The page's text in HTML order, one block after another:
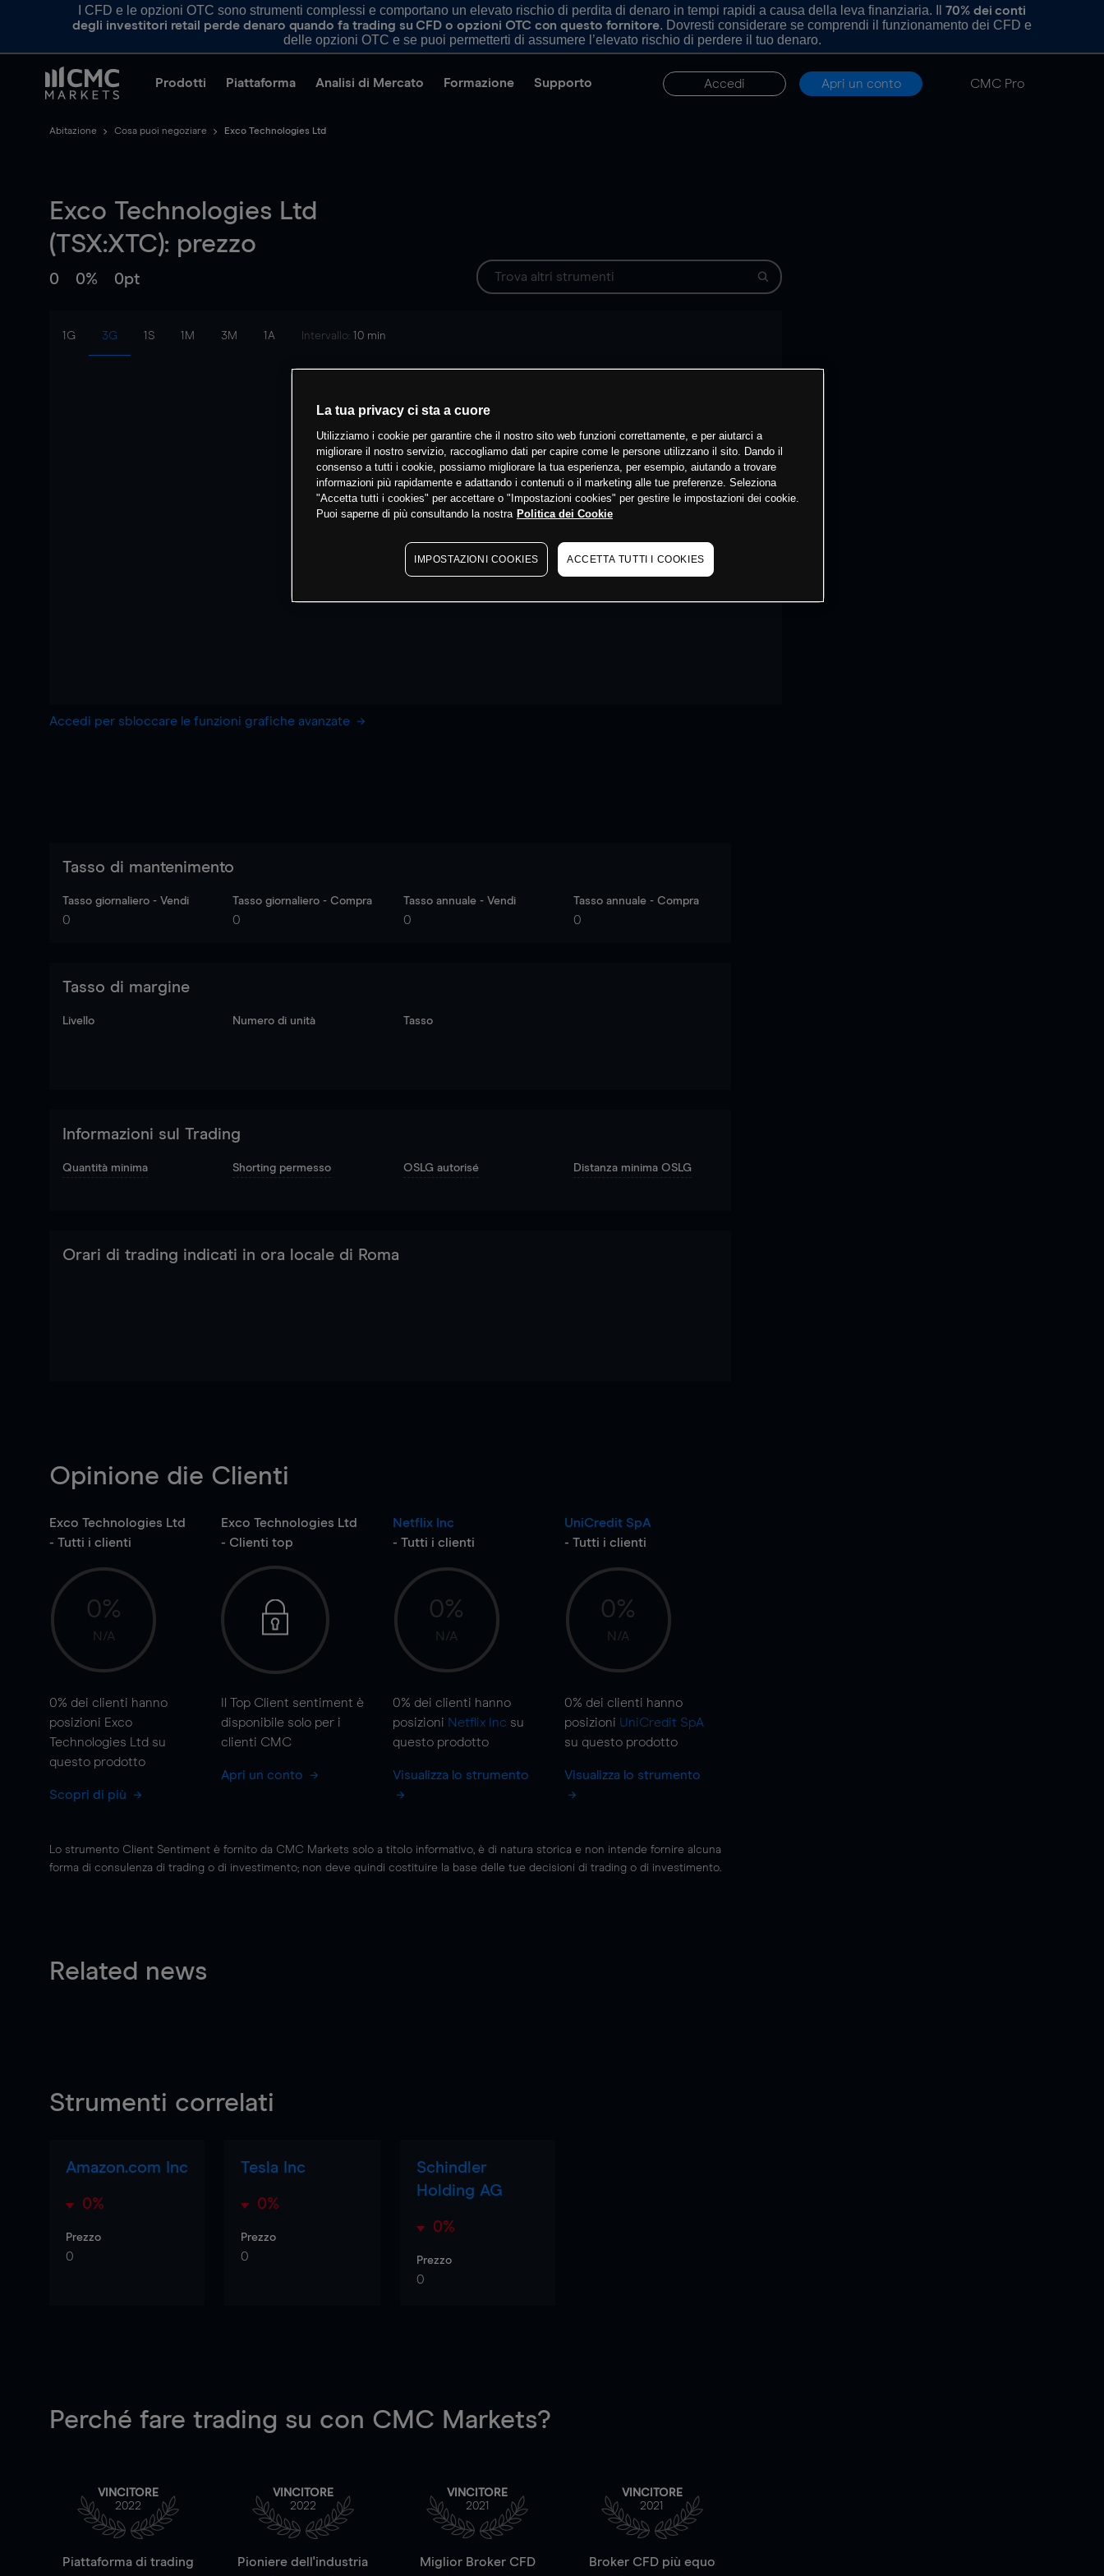
I CFD e le opzioni OTC sono strumenti complessi e comportano un elevato rischio di perdita di denaro in tempi rapidi a causa della leva finanziaria. Il 70% dei conti
degli investitori retail perde denaro quando fa trading su CFD o opzioni OTC con questo fornitore. Dovresti considerare se comprendi il funzionamento dei CFD e
delle opzioni OTC e se puoi permetterti di assumere l’elevato rischio di perdere il tuo denaro.
Prodotti Piattaforma Analisi di Mercato Formazione Supporto Accedi Apri un conto CMC Pro
Abitazione Cosa puoi negoziare Exco Technologies Ltd
Exco Technologies Ltd
(TSX:XTC): prezzo
0 0% 0pt
1G 3G 1S 1M 3M 1A Intervallo: 10 min
Accedi per sbloccare le funzioni grafiche avanzate
Tasso di mantenimento
Tasso giornaliero - Vendi
0
Tasso giornaliero - Compra
0
Tasso annuale - Vendi
0
Tasso annuale - Compra
0
Tasso di margine
Livello Numero di unità Tasso
Informazioni sul Trading
Quantità minima Shorting permesso OSLG autorisé Distanza minima OSLG
Orari di trading indicati in ora locale di Roma
Opinione die Clienti
Exco Technologies Ltd
- Tutti i clienti
0%
N/A
0% dei clienti hanno
posizioni Exco
Technologies Ltd su
questo prodotto
Scopri di più
Exco Technologies Ltd
- Clienti top
Il Top Client sentiment è
disponibile solo per i
clienti CMC
Apri un conto
Netflix Inc
- Tutti i clienti
0%
N/A
0% dei clienti hanno
posizioni Netflix Inc su
questo prodotto
Visualizza lo strumento
UniCredit SpA
- Tutti i clienti
0%
N/A
0% dei clienti hanno
posizioni UniCredit SpA
su questo prodotto
Visualizza lo strumento
Lo strumento Client Sentiment è fornito da CMC Markets solo a titolo informativo, è di natura storica e non intende fornire alcuna
forma di consulenza di trading o di investimento; non deve quindi costituire la base delle tue decisioni di trading o di investimento.
Related news
Strumenti correlati
Amazon.com Inc
0%
Prezzo
0
Tesla Inc
0%
Prezzo
0
Schindler
Holding AG
0%
Prezzo
0
Perché fare trading su con CMC Markets?
VINCITORE
2022
Piattaforma di trading
VINCITORE
2022
Pioniere dell'industria
VINCITORE
2021
Miglior Broker CFD
VINCITORE
2021
Broker CFD più equo
La tua privacy ci sta a cuore
Utilizziamo i cookie per garantire che il nostro sito web funzioni correttamente, e per aiutarci a
migliorare il nostro servizio, raccogliamo dati per capire come le persone utilizzano il sito. Dando il
consenso a tutti i cookie, possiamo migliorare la tua esperienza, per esempio, aiutando a trovare
informazioni più rapidamente e adattando i contenuti o il marketing alle tue preferenze. Seleziona
"Accetta tutti i cookies" per accettare o "Impostazioni cookies" per gestire le impostazioni dei cookie.
Puoi saperne di più consultando la nostra Politica dei Cookie
IMPOSTAZIONI COOKIES ACCETTA TUTTI I COOKIES